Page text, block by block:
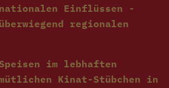
Einflüssen -
regionalen
im lebhaften
Kinat-Stübchen in